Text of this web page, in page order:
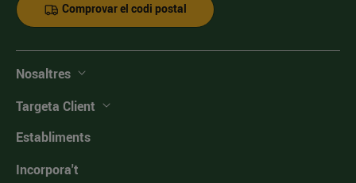
Comprovar el codi postal
Nosaltres
Targeta Client
Establiments
Incorpora't